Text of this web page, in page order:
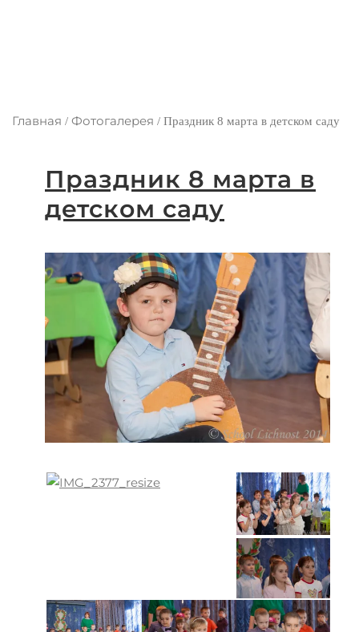
Главная / Фотогалерея / Праздник 8 марта в детском саду
Праздник 8 марта в
детском саду